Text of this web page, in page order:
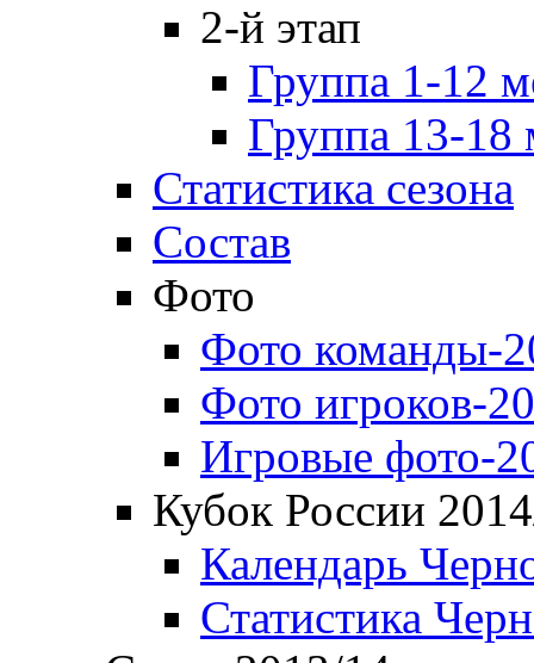
2-й этап
Группа 1-12
Группа 13-18
Статистика сезона
Состав
Фото
Фото команды-
Фото игроков-
Игровые фото-
Кубок России
Календарь
Статистика